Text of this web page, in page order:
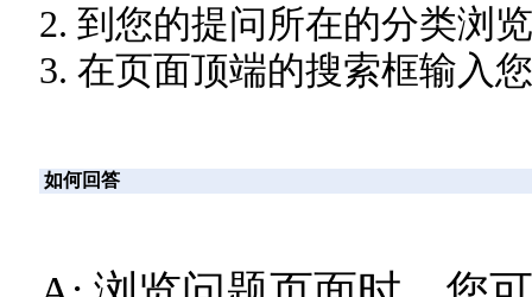
2. 到您的提问所在的分类浏
3. 在页面顶端的搜索框输入
如何回答